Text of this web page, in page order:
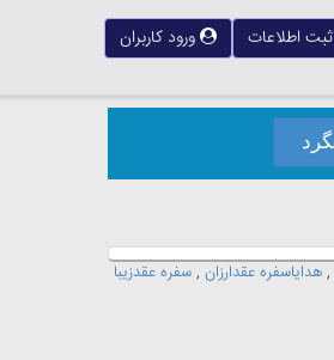
ثبت اطلاعات ورود کاربران
, هدایاسفره عقدارزان , سفره عقدزیبا